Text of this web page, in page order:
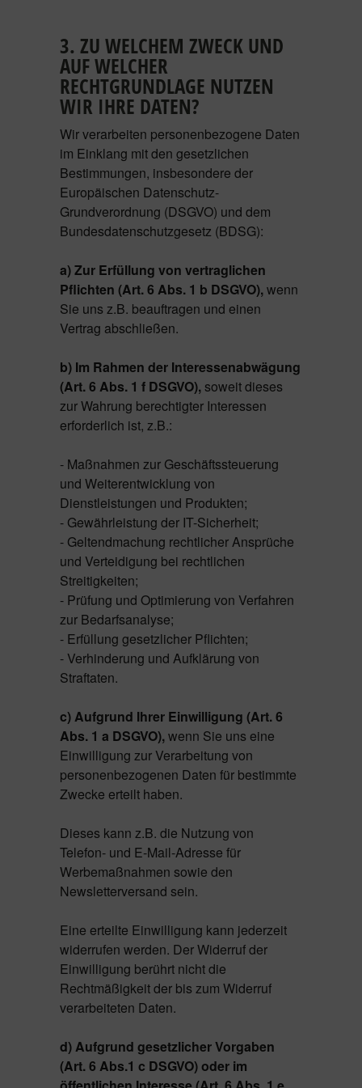
3. ZU WELCHEM ZWECK UND
AUF WELCHER
RECHTGRUNDLAGE NUTZEN
WIR IHRE DATEN?
Wir verarbeiten personenbezogene Daten
im Einklang mit den gesetzlichen
Bestimmungen, insbesondere der
Europäischen Datenschutz-
Grundverordnung (DSGVO) und dem
Bundesdatenschutzgesetz (BDSG):
a) Zur Erfüllung von vertraglichen
Pflichten (Art. 6 Abs. 1 b DSGVO),wenn
Sie uns z.B. beauftragen und einen
Vertrag abschließen.
b) Im Rahmen der Interessenabwägung
(Art. 6 Abs. 1 f DSGVO), soweit dieses
zur Wahrung berechtigter Interessen
erforderlich ist, z.B.:
- Maßnahmen zur Geschäftssteuerung
und Weiterentwicklung von
Dienstleistungen und Produkten;
- Gewährleistung der IT-Sicherheit;
- Geltendmachung rechtlicher Ansprüche
und Verteidigung bei rechtlichen
Streitigkeiten;
- Prüfung und Optimierung von Verfahren
zur Bedarfsanalyse;
- Erfüllung gesetzlicher Pflichten;
- Verhinderung und Aufklärung von
Straftaten.
c) Aufgrund Ihrer Einwilligung (Art. 6
Abs. 1 a DSGVO),wenn Sie uns eine
Einwilligung zur Verarbeitung von
personenbezogenen Daten für bestimmte
Zwecke erteilt haben.
Dieses kann z.B. die Nutzung von
Telefon- und E-Mail-Adresse für
Werbemaßnahmen sowie den
Newsletterversand sein.
Eine erteilte Einwilligung kann jederzeit
widerrufen werden. Der Widerruf der
Einwilligung berührt nicht die
Rechtmäßigkeit der bis zum Widerruf
verarbeiteten Daten.
d) Aufgrund gesetzlicher Vorgaben
(Art. 6 Abs.1 c DSGVO) oder im